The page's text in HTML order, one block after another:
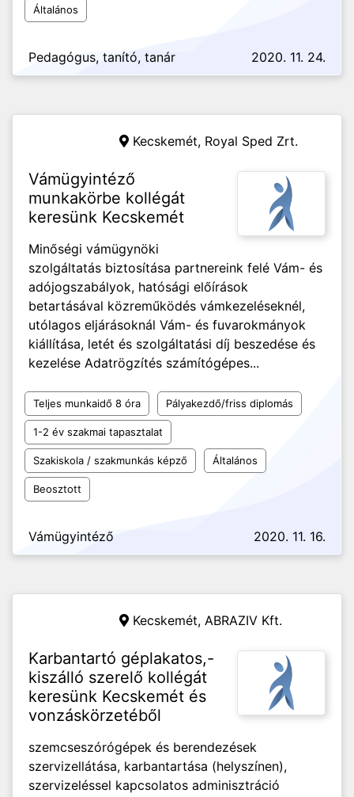
Általános
Pedagógus, tanító, tanár 2020. 11. 24.
Kecskemét, Royal Sped Zrt.
Vámügyintéző
munkakörbe kollégát
keresünk Kecskemét
Minőségi vámügynöki
szolgáltatás biztosítása partnereink felé Vám- és
adójogszabályok, hatósági előírások
betartásával közreműködés vámkezeléseknél,
utólagos eljárásoknál Vám- és fuvarokmányok
kiállítása, letét és szolgáltatási díj beszedése és
kezelése Adatrögzítés számítógépes...
Teljes munkaidő 8 óra Pályakezdő/friss diplomás
1-2 év szakmai tapasztalat
Szakiskola / szakmunkás képző Általános
Beosztott
Vámügyintéző 2020. 11. 16.
Kecskemét, ABRAZIV Kft.
Karbantartó géplakatos,-
kiszálló szerelő kollégát
keresünk Kecskemét és
vonzáskörzetéből
szemcseszórógépek és berendezések
szervizellátása, karbantartása (helyszínen),
szervizeléssel kapcsolatos adminisztráció